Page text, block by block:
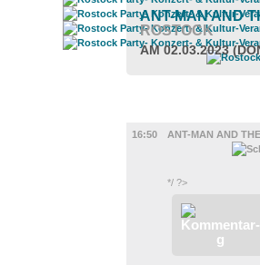
ANT-MAN AND
ROSTOCK
AM 02.03.2023
16:50
ANT-MAN AND
*/ ?>